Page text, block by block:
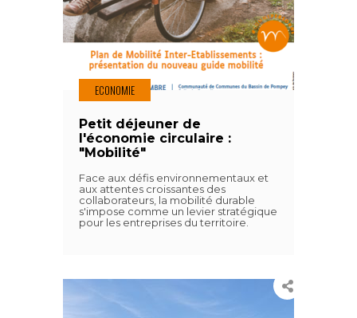
ECONOMIE
Petit déjeuner de
l'économie circulaire :
"Mobilité"
Face aux défis environnementaux et
aux attentes croissantes des
collaborateurs, la mobilité durable
s'impose comme un levier stratégique
pour les entreprises du territoire.